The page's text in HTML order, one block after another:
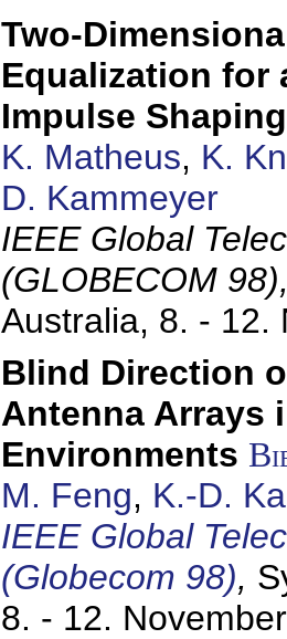
Two-
Equalization for
Impulse
K. Matheus, K.
D. Kammeyer
IEEE Global
(GLOBECOM
Australia, 8. - 12.
Blind Direction
Antenna Arrays
Environments
M. Feng, K.-D.
IEEE Global
(Globecom 98),
8. - 12.